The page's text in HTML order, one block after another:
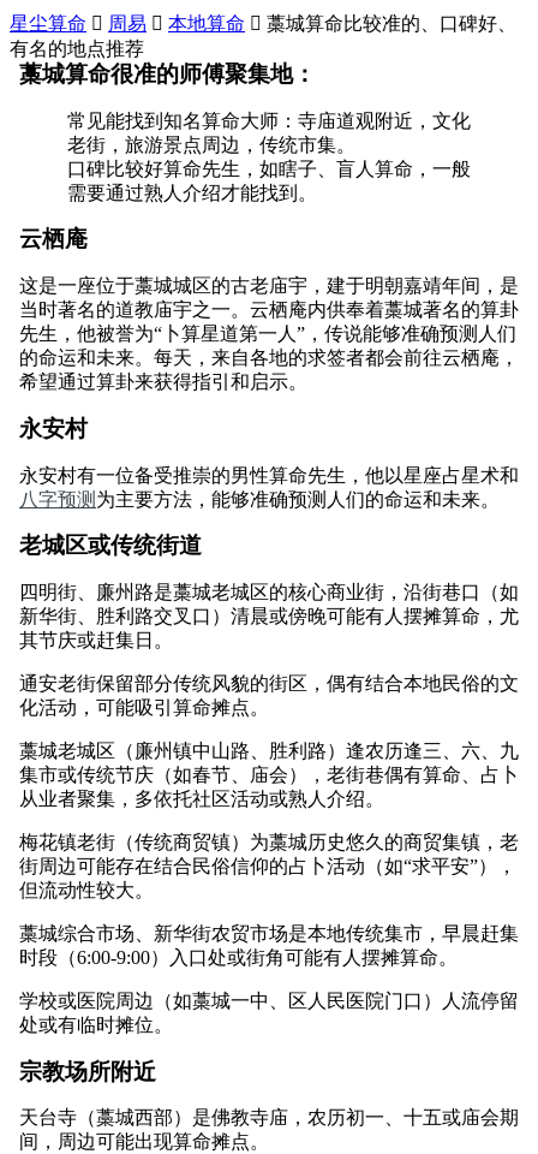
星尘算命  周易  本地算命  藁城算命比较准的、口碑好、
有名的地点推荐
藁城算命很准的师傅聚集地：
常见能找到知名算命大师：寺庙道观附近，文化
老街，旅游景点周边，传统市集。
口碑比较好算命先生，如瞎子、盲人算命，一般
需要通过熟人介绍才能找到。
云栖庵
这是一座位于藁城城区的古老庙宇，建于明朝嘉靖年间，是
当时著名的道教庙宇之一。云栖庵内供奉着藁城著名的算卦
先生，他被誉为“卜算星道第一人”，传说能够准确预测人们
的命运和未来。每天，来自各地的求签者都会前往云栖庵，
希望通过算卦来获得指引和启示。
永安村
永安村有一位备受推崇的男性算命先生，他以星座占星术和
八字预测 为主要方法，能够准确预测人们的命运和未来。
老城区或传统街道
四明街、廉州路是藁城老城区的核心商业街，沿街巷口（如
新华街、胜利路交叉口）清晨或傍晚可能有人摆摊算命，尤
其节庆或赶集日。
通安老街保留部分传统风貌的街区，偶有结合本地民俗的文
化活动，可能吸引算命摊点。
藁城老城区（廉州镇中山路、胜利路）逢农历逢三、六、九
集市或传统节庆（如春节、庙会），老街巷偶有算命、占卜
从业者聚集，多依托社区活动或熟人介绍。
梅花镇老街（传统商贸镇）为藁城历史悠久的商贸集镇，老
街周边可能存在结合民俗信仰的占卜活动（如“求平安”），
但流动性较大。
藁城综合市场、新华街农贸市场是本地传统集市，早晨赶集
时段（6:00-9:00）入口处或街角可能有人摆摊算命。
学校或医院周边（如藁城一中、区人民医院门口）人流停留
处或有临时摊位。
宗教场所附近
天台寺（藁城西部）是佛教寺庙，农历初一、十五或庙会期
间，周边可能出现算命摊点。